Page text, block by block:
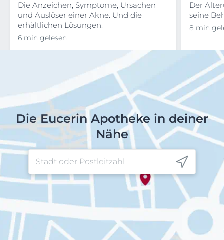
Die Anzeichen, Symptome, Ursachen
und Auslöser einer Akne. Und die
erhältlichen Lösungen.
6 min gelesen
Der
seine
8 min
Die Eucerin Apotheke in deiner
Nähe